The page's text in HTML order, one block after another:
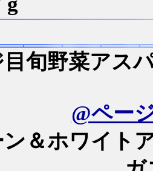
目旬野菜アス
@ペー
ン＆ホワイト